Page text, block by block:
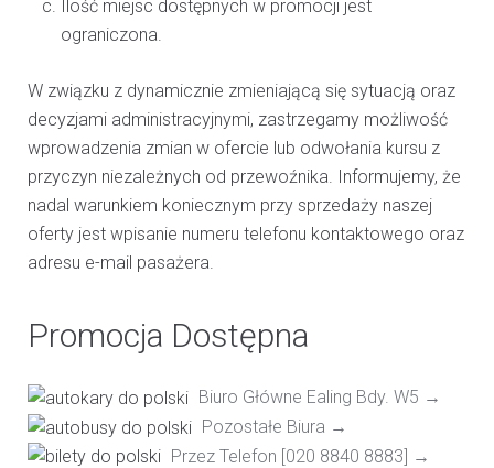
Ilość miejsc dostępnych w promocji jest
ograniczona.
W związku z dynamicznie zmieniającą się sytuacją oraz
decyzjami administracyjnymi, zastrzegamy możliwość
wprowadzenia zmian w ofercie lub odwołania kursu z
przyczyn niezależnych od przewoźnika. Informujemy, że
nadal warunkiem koniecznym przy sprzedaży naszej
oferty jest wpisanie numeru telefonu kontaktowego oraz
adresu e-mail pasażera.
Promocja Dostępna
Biuro Główne Ealing Bdy. W5 →
Pozostałe Biura →
Przez Telefon [020 8840 8883] →